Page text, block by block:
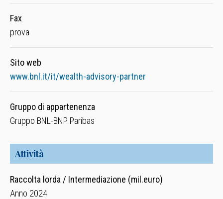
Fax
prova
Sito web
www.bnl.it/it/wealth-advisory-partner
Gruppo di appartenenza
Gruppo BNL-BNP Paribas
Attività
Raccolta lorda / Intermediazione (mil.euro)
Anno 2024